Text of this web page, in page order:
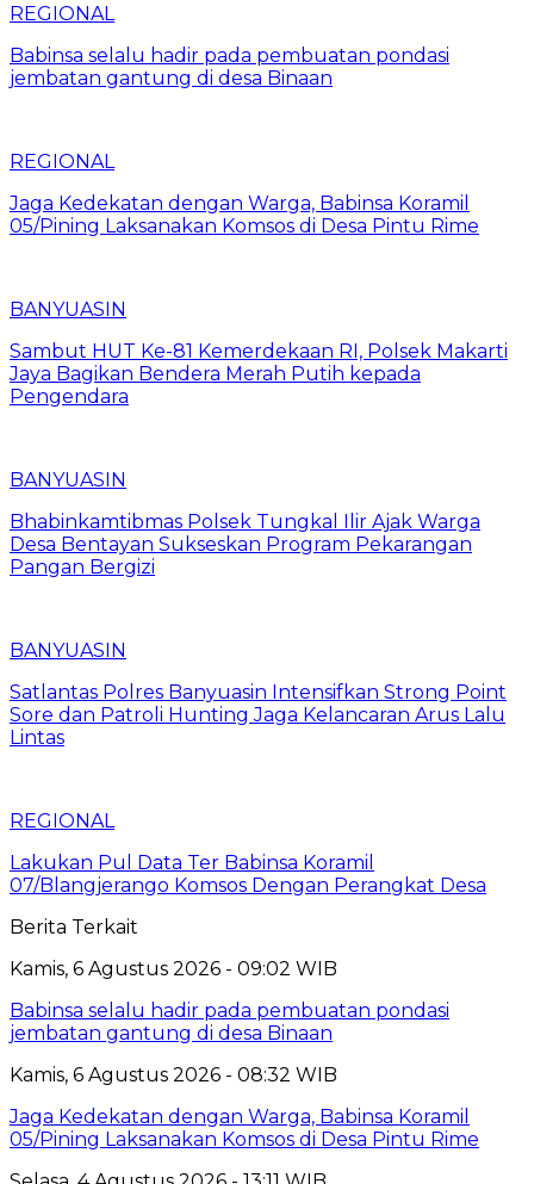
REGIONAL
Babinsa selalu hadir pada pembuatan pondasi
jembatan gantung di desa Binaan
REGIONAL
Jaga Kedekatan dengan Warga, Babinsa Koramil
05/Pining Laksanakan Komsos di Desa Pintu Rime
BANYUASIN
Sambut HUT Ke-81 Kemerdekaan RI, Polsek Makarti
Jaya Bagikan Bendera Merah Putih kepada
Pengendara
BANYUASIN
Bhabinkamtibmas Polsek Tungkal Ilir Ajak Warga
Desa Bentayan Sukseskan Program Pekarangan
Pangan Bergizi
BANYUASIN
Satlantas Polres Banyuasin Intensifkan Strong Point
Sore dan Patroli Hunting Jaga Kelancaran Arus Lalu
Lintas
REGIONAL
Lakukan Pul Data Ter Babinsa Koramil
07/Blangjerango Komsos Dengan Perangkat Desa
Berita Terkait
Kamis, 6 Agustus 2026 - 09:02 WIB
Babinsa selalu hadir pada pembuatan pondasi
jembatan gantung di desa Binaan
Kamis, 6 Agustus 2026 - 08:32 WIB
Jaga Kedekatan dengan Warga, Babinsa Koramil
05/Pining Laksanakan Komsos di Desa Pintu Rime